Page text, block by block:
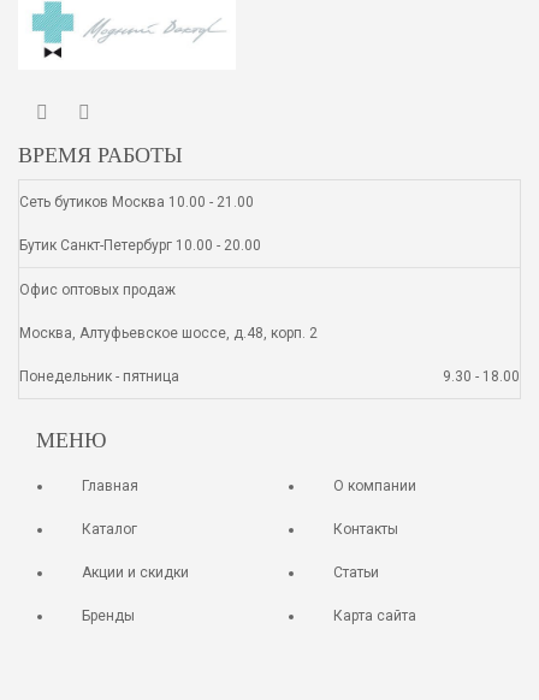
ВРЕМЯ РАБОТЫ
Сеть бутиков Москва 10.00 - 21.00
Бутик Санкт-Петербург 10.00 - 20.00
Офис оптовых продаж
Москва, Алтуфьевское шоссе, д.48, корп. 2
Понедельник - пятница 9.30 - 18.00
МЕНЮ
Главная
Каталог
Акции и скидки
Бренды
О компании
Контакты
Статьи
Карта сайта